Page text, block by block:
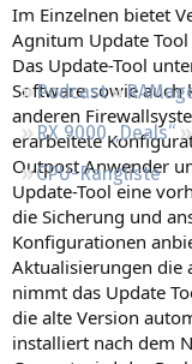
Regeln
Podcast
RX 9000 „Deals“
CPU-Rangliste
Im Einzelnen bietet
Agnitum Update Tool
Das Update-Tool
Software sowie auch
anderen
erarbeitete
Outpost Anwender
Update-Tool eine
die Sicherung und
Konfigurationen
Aktualisierungen die
nimmt das Update
die alte Version
installiert nach dem